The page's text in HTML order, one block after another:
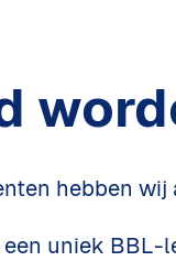
hebben
uniek